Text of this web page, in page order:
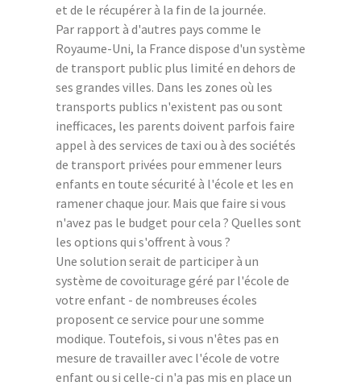
et de le récupérer à la fin de la journée.
Par rapport à d'autres pays comme le
Royaume-Uni, la France dispose d'un système
de transport public plus limité en dehors de
ses grandes villes. Dans les zones où les
transports publics n'existent pas ou sont
inefficaces, les parents doivent parfois faire
appel à des services de taxi ou à des sociétés
de transport privées pour emmener leurs
enfants en toute sécurité à l'école et les en
ramener chaque jour. Mais que faire si vous
n'avez pas le budget pour cela ? Quelles sont
les options qui s'offrent à vous ?
Une solution serait de participer à un
système de covoiturage géré par l'école de
votre enfant - de nombreuses écoles
proposent ce service pour une somme
modique. Toutefois, si vous n'êtes pas en
mesure de travailler avec l'école de votre
enfant ou si celle-ci n'a pas mis en place un